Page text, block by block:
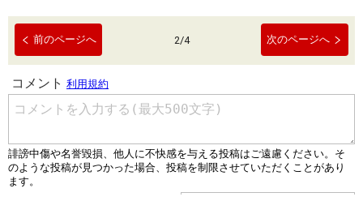
前のページへ 2/4 次のページへ